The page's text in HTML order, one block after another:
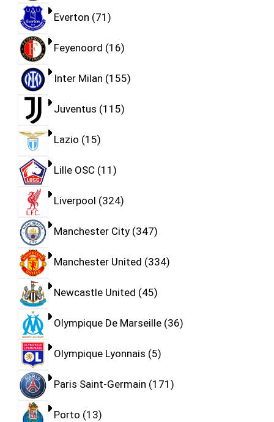
Everton 71
Feyenoord 16
Inter Milan 155
Juventus 115
Lazio 15
Lille OSC 11
Liverpool 324
Manchester City 347
Manchester United 334
Newcastle United 45
Olympique De Marseille 36
Olympique Lyonnais 5
Paris Saint-Germain 171
Porto 13